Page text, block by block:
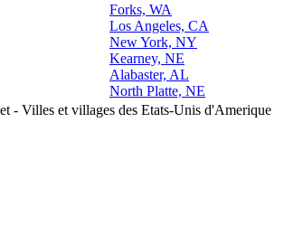
Forks, WA
Los Angeles, CA
New York, NY
Kearney, NE
Alabaster, AL
North Platte, NE
- Villes et villages des Etats-Unis d'Amerique